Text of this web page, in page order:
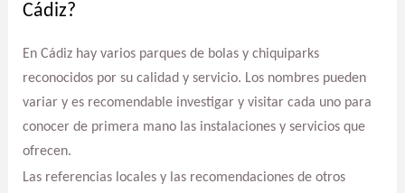
Cádiz?
En Cádiz hay varios parques de bolas y chiquiparks
reconocidos por su calidad y servicio. Los nombres pueden
variar y es recomendable investigar y visitar cada uno para
conocer de primera mano las instalaciones y servicios que
ofrecen.
Las referencias locales y las recomendaciones de otros